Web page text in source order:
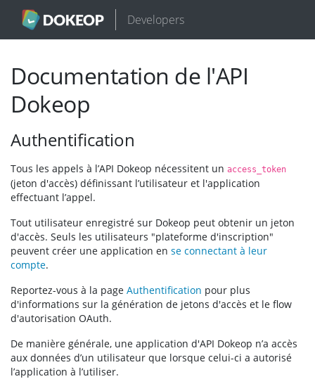
Developers
Documentation de l'API
Dokeop
Authentification
Tous les appels à l’API Dokeop nécessitent un access_token
(jeton d'accès) définissant l’utilisateur et l'application
effectuant l’appel.
Tout utilisateur enregistré sur Dokeop peut obtenir un jeton
d'accès. Seuls les utilisateurs "plateforme d'inscription"
peuvent créer une application en se connectant à leur
compte.
Reportez-vous à la page Authentification pour plus
d'informations sur la génération de jetons d'accès et le flow
d'autorisation OAuth.
De manière générale, une application d'API Dokeop n’a accès
aux données d’un utilisateur que lorsque celui-ci a autorisé
l’application à l’utiliser.